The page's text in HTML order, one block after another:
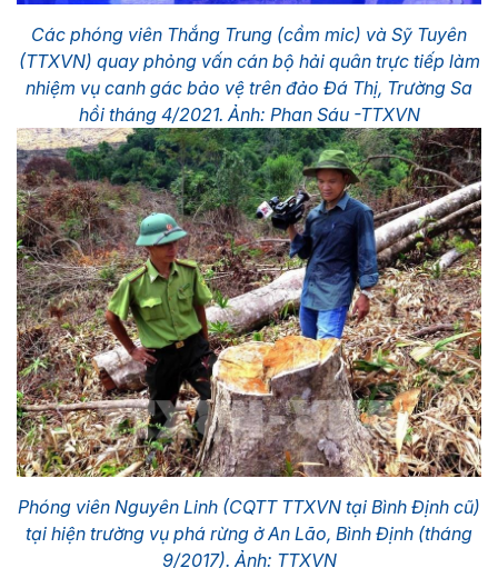
Các phóng viên Thắng Trung (cầm mic) và Sỹ Tuyên
(TTXVN) quay phỏng vấn cán bộ hải quân trực tiếp làm
nhiệm vụ canh gác bảo vệ trên đảo Đá Thị, Trường Sa
hồi tháng 4/2021. Ảnh: Phan Sáu -TTXVN
Phóng viên Nguyên Linh (CQTT TTXVN tại Bình Định cũ)
tại hiện trường vụ phá rừng ở An Lão, Bình Định (tháng
9/2017). Ảnh: TTXVN